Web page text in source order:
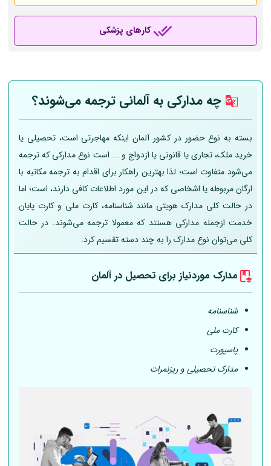
کارهای پزشکی
چه مدارکی بهآلمانی ترجمه می‌شوند؟
بسته به نوع حضور در کشور آلمان اینکه مهاجرتی است، تحصیلی یا
خرید ملک، تجاری یا قانونی یا ازدواج و ... است نوع مدارکی که ترجمه
می‌شود متفاوت است؛ لذا بهترین راهکار برای اقدام به ترجمه مکاتبه با
ارگان مربوطه یا اشخاصی که در این مورد اطلاعات کافی دارند، است؛ اما
در حالت کلی مدارک هویتی مانند شناسنامه، کارت ملی و کارت پایان
خدمت ازجمله مدارکی هستند که معمولا ترجمه می‌شوند. در حالت
کلی می‌توان نوع مدارک را به چند دسته تقسیم کرد.
مدارک موردنیاز برای تحصیل درآلمان
شناسنامه
کارت ملی
پاسپورت
مدارک تحصیلی و ریزنمرات